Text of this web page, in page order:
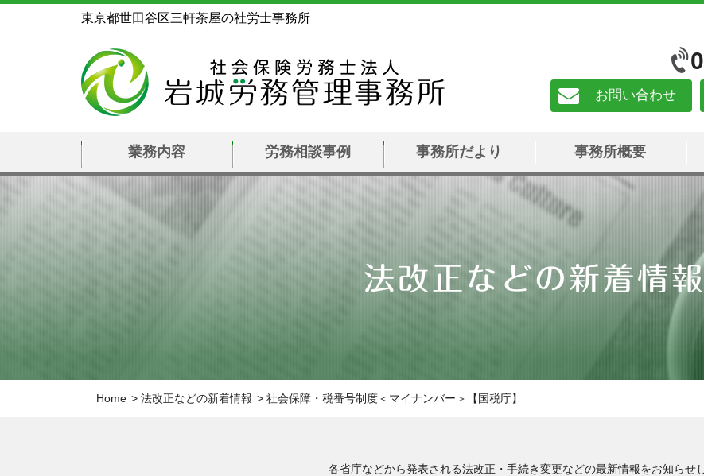
東京都世田谷区三軒茶屋の社労士事務所
お問い合わせ
業務内容 労務相談事例 事務所だより 事務所概要
法改正などの新着情報
Home 法改正などの新着情報 社会保障・税番号制度＜マイナンバー＞【国税庁】
各省庁などから発表される法改正・手続き変更などの最新情報をお知らせし